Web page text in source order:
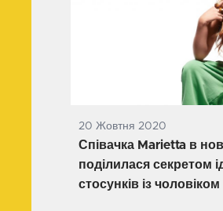
20 Жовтня 2020
Співачка Marietta в
поділилася секретом
стосунків із чоловіком